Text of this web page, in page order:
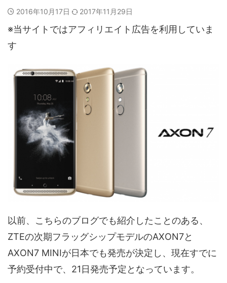
2016年10月17日 2017年11月29日
※当サイトではアフィリエイト広告を利用していま
す
以前、こちらのブログでも紹介したことのある、
ZTEの次期フラッグシップモデルのAXON7と
AXON7 MINIが日本でも発売が決定し、現在すでに
予約受付中で、21日発売予定となっています。